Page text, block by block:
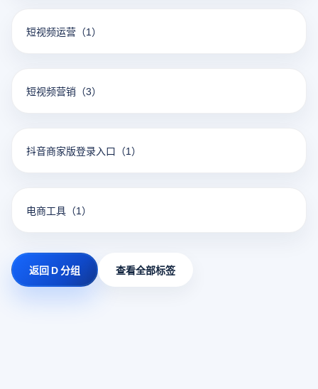
短视频运营 （1）
短视频营销 （3）
抖音商家版登录入口 （1）
电商工具 （1）
返回 D 分组 查看全部标签